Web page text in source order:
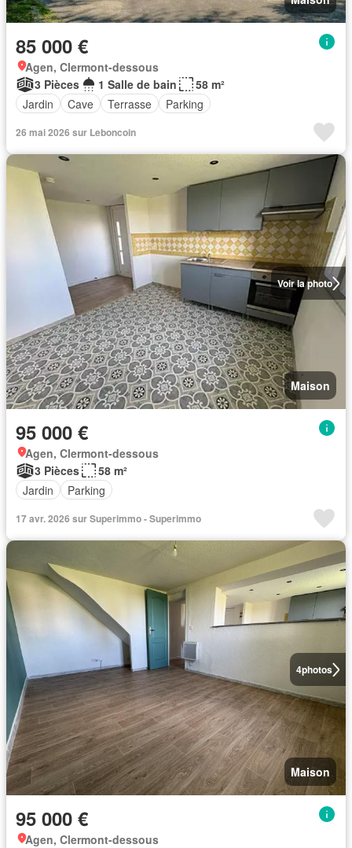
85 000 €
Agen, Clermont-dessous
3 Pièces
1 Salle de bain
58 m²
Jardin
Cave Terrasse Parking
26 mai 2026 sur Leboncoin
Voir la photo
Maison
95 000 €
Agen, Clermont-dessous
3 Pièces
58 m²
Jardin
Parking
17 avr. 2026 sur Superimmo - Superimmo
4photos
Maison
95 000 €
Agen, Clermont-dessous